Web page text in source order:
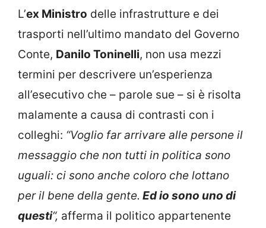
L’ex Ministro delle infrastrutture e dei
trasporti nell’ultimo mandato del Governo
Conte, Danilo Toninelli, non usa mezzi
termini per descrivere un’esperienza
all’esecutivo che – parole sue – si è risolta
malamente a causa di contrasti con i
colleghi: “Voglio far arrivare alle persone il
messaggio che non tutti in politica sono
uguali: ci sono anche coloro che lottano
per il bene della gente. Ed io sono uno di
questi“, afferma il politico appartenente